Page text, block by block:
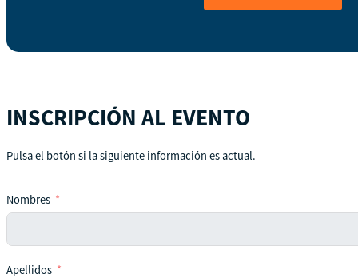
INSCRIPCIÓN AL EVENTO
Pulsa el botón si la siguiente información es actual.
Nombres
Apellidos